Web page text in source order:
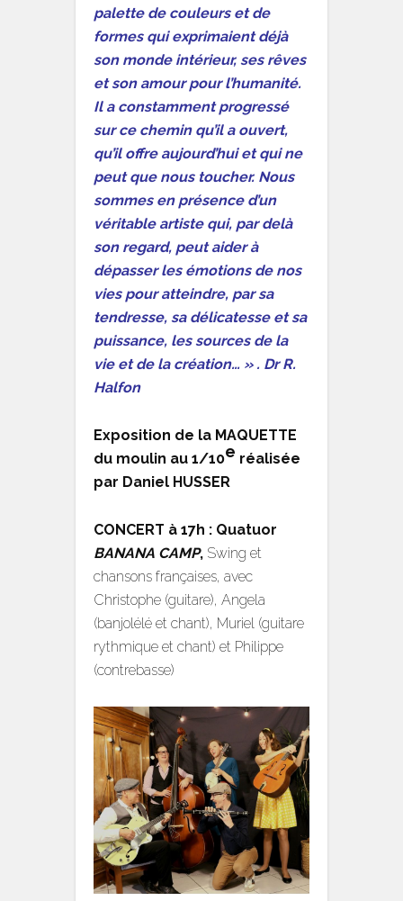
palette de couleurs et de
formes qui exprimaient déjà
son monde intérieur, ses rêves
et son amour pour l’humanité.
Il a constamment progressé
sur ce chemin qu’il a ouvert,
qu’il offre aujourd’hui et qui ne
peut que nous toucher. Nous
sommes en présence d’un
véritable artiste qui, par delà
son regard, peut aider à
dépasser les émotions de nos
vies pour atteindre, par sa
tendresse, sa délicatesse et sa
puissance, les sources de la
vie et de la création… » . Dr R.
Halfon
Exposition de la MAQUETTE
du moulin au 1/10e réalisée
par Daniel HUSSER
CONCERT à 17h : Quatuor
BANANA CAMP, Swing et
chansons françaises, avec
Christophe (guitare), Angela
(banjolélé et chant), Muriel (guitare
rythmique et chant) et Philippe
(contrebasse)